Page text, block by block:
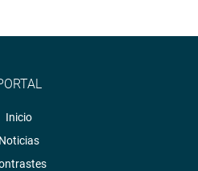
Inicio
Noticias